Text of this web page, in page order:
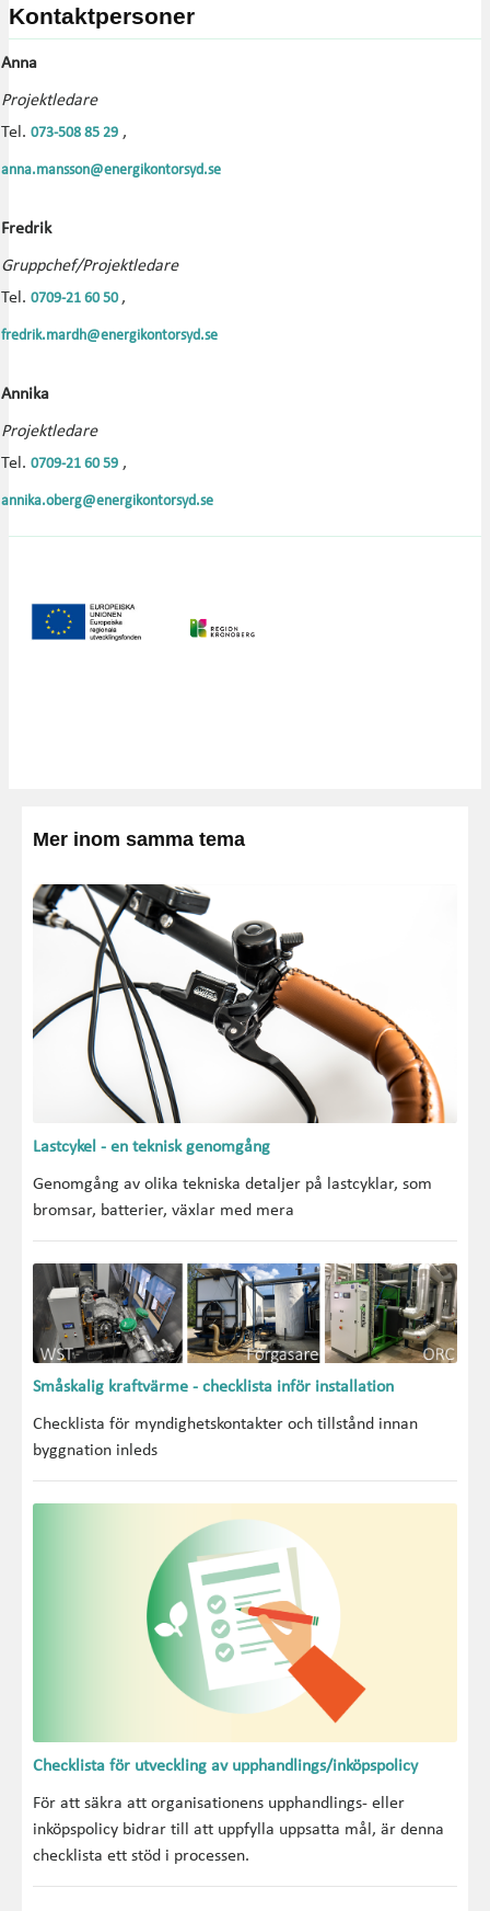
Kontaktpersoner
Anna
Projektledare
Tel. 073-508 85 29 ,
anna.mansson@energikontorsyd.se
Fredrik
Gruppchef/Projektledare
Tel. 0709-21 60 50 ,
fredrik.mardh@energikontorsyd.se
Annika
Projektledare
Tel. 0709-21 60 59 ,
annika.oberg@energikontorsyd.se
Mer inom samma tema
Lastcykel - en teknisk genomgång
Genomgång av olika tekniska detaljer på lastcyklar, som
bromsar, batterier, växlar med mera
Småskalig kraftvärme - checklista inför installation
Checklista för myndighetskontakter och tillstånd innan
byggnation inleds
Checklista för utveckling av upphandlings/inköpspolicy
För att säkra att organisationens upphandlings- eller
inköpspolicy bidrar till att uppfylla uppsatta mål, är denna
checklista ett stöd i processen.